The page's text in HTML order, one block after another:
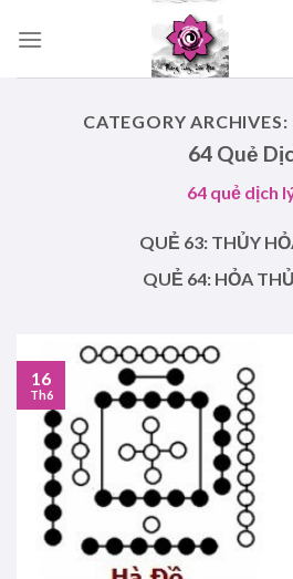
CATEGORY ARCHIVES:
64 Quẻ
64 quẻ dịch
QUẺ 63: THỦY
QUẺ 64: HỎA
16
Th6